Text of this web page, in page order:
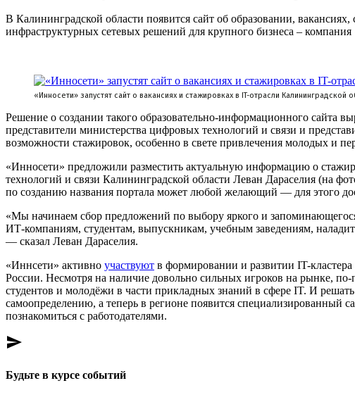
В Калининградской области появится сайт об образовании,
инфраструктурных сетевых решений для крупного бизнеса –
«Инносети» запустят сайт о вакансиях и стажировках в IT-отрасли Калининградской
Решение о создании такого образовательно-информационного сайта
представители министерства цифровых технологий и связи и
возможности стажировок, особенно в свете привлечения молодых и
«Инносети» предложили разместить актуальную информацию о
технологий и связи Калининградской области Леван Дараселия (на
по созданию названия портала может любой желающий — для этого
«Мы начинаем сбор предложений по выбору яркого и
ИТ-компаниям, студентам, выпускникам, учебным заведениям,
— сказал Леван Дараселия.
«Иннсети» активно участвуют в формировании и развитии IT-
России. Несмотря на наличие довольно сильных игроков на рынке,
студентов и молодёжи в части прикладных знаний в сфере IT. И
самоопределению, а теперь в регионе появится специализированный
познакомиться с работодателями.
send
Будьте в курсе событий